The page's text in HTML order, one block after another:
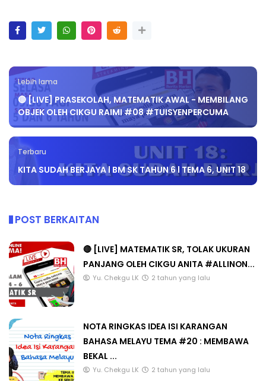
Lebih lama
🔴 [LIVE] PRASEKOLAH, MATEMATIK AWAL - MEMBILANG
OBJEK OLEH CIKGU RAIMI #08 #TUISYENPERCUMA
Terbaru
KITA SUDAH BERJAYA l BM SK TAHUN 6 l TEMA 6, UNIT 18
POST BERKAITAN
🔴 [LIVE] MATEMATIK SR, TOLAK UKURAN
PANJANG OLEH CIKGU ANITA #ALLINON...
Yu. Chekgu LK 2 tahun yang lalu
NOTA RINGKAS IDEA ISI KARANGAN
BAHASA MELAYU TEMA #20 : MEMBAWA
BEKAL ...
Yu. Chekgu LK 2 tahun yang lalu